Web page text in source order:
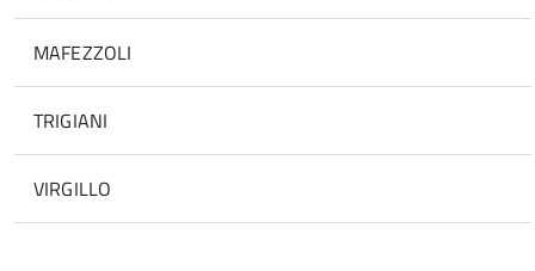
MAFEZZOLI
TRIGIANI
VIRGILLO